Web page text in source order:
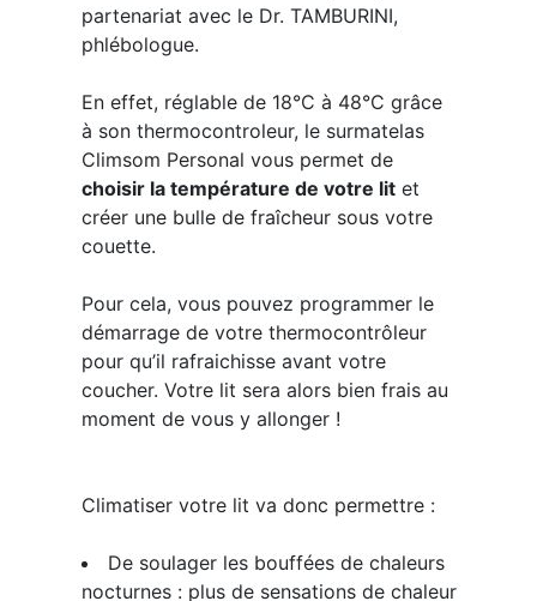
partenariat avec le Dr. TAMBURINI,
phlébologue.
En effet, réglable de 18°C à 48°C grâce
à son thermocontroleur, le surmatelas
Climsom Personal vous permet de
choisir la température de votre litet
créer une bulle de fraîcheur sous votre
couette.
Pour cela, vous pouvez programmer le
démarrage de votre thermocontrôleur
pour qu’il rafraichisse avant votre
coucher. Votre lit sera alors bien frais au
moment de vous y allonger !
Climatiser votre lit va donc permettre :
De soulager les bouffées de chaleurs
nocturnes: ​plus de sensations de chaleur